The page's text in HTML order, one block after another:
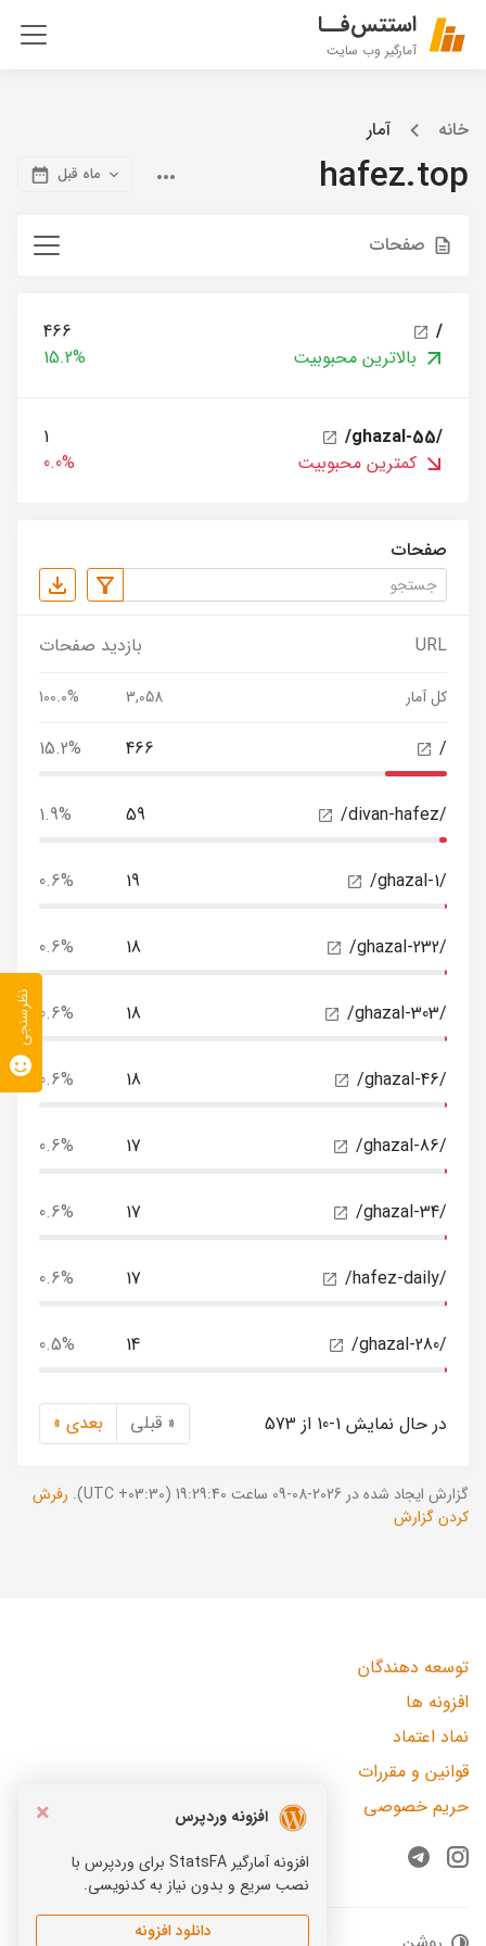
استتس‌فــا
آمارگیر وب سایت
خانه آمار
hafez.top ماه قبل
صفحات
/
466
بالاترین محبوبیت
15.2%
/ghazal-55/
1
کمترین محبوبیت
0.0%
صفحات
URL بازدید صفحات
کل آمار 3,058
100.0%
/
466
15.2%
/divan-hafez/
59
1.9%
/ghazal-1/
19
0.6%
/ghazal-232/
18
0.6%
/ghazal-303/
18
0.6%
/ghazal-46/
18
0.6%
/ghazal-86/
17
0.6%
/ghazal-34/
17
0.6%
/hafez-daily/
17
0.6%
/ghazal-280/
14
0.5%
در حال نمایش 1-10 از 573 « قبلی بعدی »
گزارش ایجاد شده در 2026-08-09 ساعت 19:29:40 (UTC +03:30).
رفرش
کردن گزارش
×
افزونه وردپرس
افزونه آمارگیر StatsFA برای وردپرس با
نصب سریع و بدون نیاز به کدنویسی.
دانلود افزونه
توسعه دهندگان
افزونه ها
نماد اعتماد
قوانین و مقررات
حریم خصوصی
Instagram
Telegram
نظرسنجی